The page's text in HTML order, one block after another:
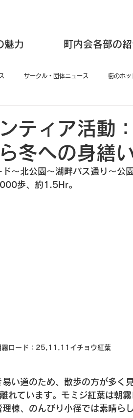
魅力 町内会各部の
サークル・団体ニュース 街のホッ
ティア活動
冬への身繕
～北公園～湖畔バス通り～公
歩、約1.5Hr。
ロード ：25,11,11 イチョウ紅葉
い道のため、散歩の方が多く
れています。モミジ紅葉は朝
棟、のんびり小径では素晴ら